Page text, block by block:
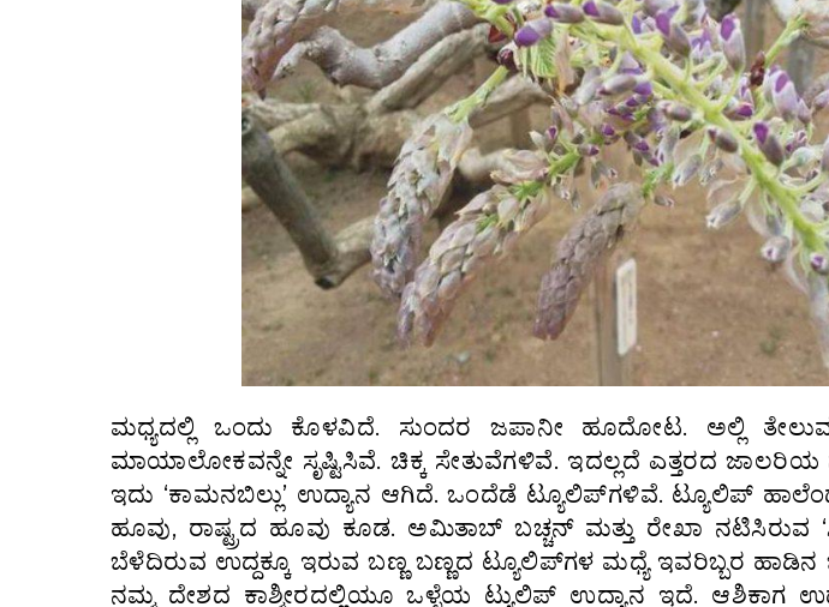
ಮಧ್ಯದಲ್ಲಿ ಒಂದು ಕೊಳವಿದೆ. ಸುಂದರ ಜಪಾನೀ ಹೂದೋಟ. ಅಲ್ಲಿ
ಮಾಯಾಲೋಕವನ್ನೇ ಸೃಷ್ಟಿಸಿವೆ. ಚಿಕ್ಕ ಸೇತುವೆಗಳಿವೆ. ಇದಲ್ಲದೆ ಎತ್ತರದ
ಇದು ‘ಕಾಮನಬಿಲ್ಲು’ ಉದ್ಯಾನ ಆಗಿದೆ. ಒಂದೆಡೆ ಟ್ಯೂಲಿಪ್‌ಗಳಿವೆ. ಟ್ಯೂಲಿಪ್
ಹೂವು, ರಾಷ್ಟ್ರದ ಹೂವು ಕೂಡ. ಅಮಿತಾಬ್ ಬಚ್ಚನ್ ಮತ್ತು ರೇಖಾ ನಟಿಸಿರುವ
ಬೆಳೆದಿರುವ ಉದ್ದಕ್ಕೂ ಇರುವ ಬಣ್ಣ ಬಣ್ಣದ ಟ್ಯೂಲಿಪ್‌ಗಳ ಮಧ್ಯೆ ಇವರಿಬ್ಬರ ಹಾಡಿನ
ನಮ್ಮ ದೇಶದ ಕಾಶ್ಮೀರದಲ್ಲಿಯೂ ಒಳ್ಳೆಯ ಟ್ಯುಲಿಪ್ ಉದ್ಯಾನ ಇದೆ. ಆಶಿಕಾಗ